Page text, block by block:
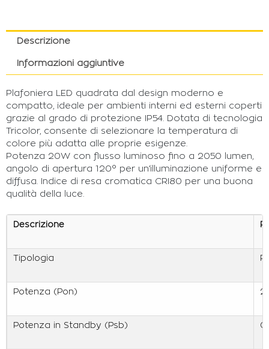
Descrizione
Informazioni aggiuntive
Plafoniera LED quadrata dal design moderno e
compatto, ideale per ambienti interni ed esterni coperti
grazie al grado di protezione IP54. Dotata di tecnologia
Tricolor, consente di selezionare la temperatura di
colore più adatta alle proprie esigenze.
Potenza 20W con flusso luminoso fino a 2050 lumen,
angolo di apertura 120° per un’illuminazione uniforme e
diffusa. Indice di resa cromatica CRI80 per una buona
qualità della luce.
Descrizione
Tipologia
Potenza (Pon)
Potenza in Standby (Psb)